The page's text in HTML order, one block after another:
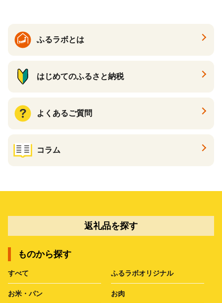
ふるラボとは
はじめてのふるさと納税
よくあるご質問
コラム
返礼品を探す
ものから探す
すべて ふるラボオリジナル
お米・パン お肉